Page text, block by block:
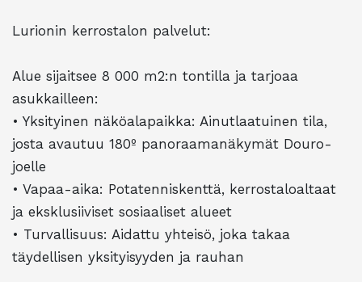
Lurionin kerrostalon palvelut:
Alue sijaitsee 8 000 m2:n tontilla ja tarjoaa
asukkailleen:
• Yksityinen näköalapaikka: Ainutlaatuinen tila,
josta avautuu 180º panoraamanäkymät Douro-
joelle
• Vapaa-aika: Potatenniskenttä, kerrostaloaltaat
ja eksklusiiviset sosiaaliset alueet
• Turvallisuus: Aidattu yhteisö, joka takaa
täydellisen yksityisyyden ja rauhan